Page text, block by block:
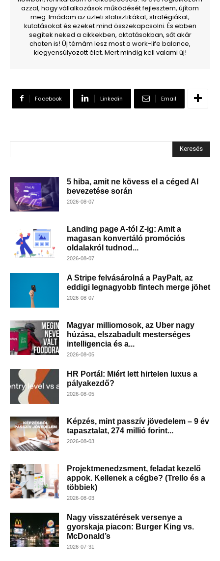
azzal, hogy vállalkozások működését fejlesztem, újítom
meg. Imádom az üzleti statisztikákat, stratégiákat,
kutatásokat és ezeket mind összekapcsolni. És ebben
segítek neked a cikkekben, oktatásokban, sőt akár
chaten is! Új témám lesz most a work-life balance,
kiegyensúlyozott élet. Mert mindig kell valami új!
Facebook Linkedin Email
Keresés
5 hiba, amit ne kövess el a céged AI
bevezetése során
2026-08-07
Landing page A-tól Z-ig: Amit a
magasan konvertáló promóciós
oldalakról tudnod...
2026-08-07
A Stripe felvásárolná a PayPalt, az
eddigi legnagyobb fintech merge jöhet
2026-08-07
Magyar milliomosok, az Uber nagy
húzása, elszabadult mesterséges
intelligencia és a...
2026-08-05
HR Portál: Miért lett hirtelen luxus a
pályakezdő?
2026-08-05
Képzés, mint passzív jövedelem – 9 év
tapasztalat, 274 millió forint...
2026-08-03
Projektmenedzsment, feladat kezelő
appok. Kellenek a cégbe? (Trello és a
többiek)
2026-08-03
Nagy visszatérések versenye a
gyorskaja piacon: Burger King vs.
McDonald’s
2026-07-31